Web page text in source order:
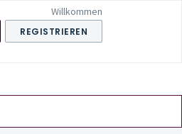
Willkommen
REGISTRIEREN